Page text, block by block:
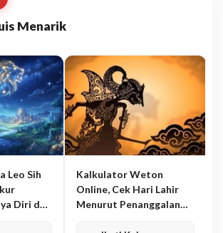
Menarik
Leo Sih
Diri dan
Kalkulator Weton
Online, Cek Hari Lahir
Menurut Penanggalan